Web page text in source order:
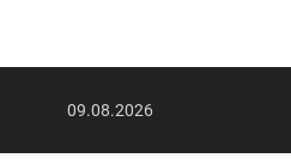
09.08.2026